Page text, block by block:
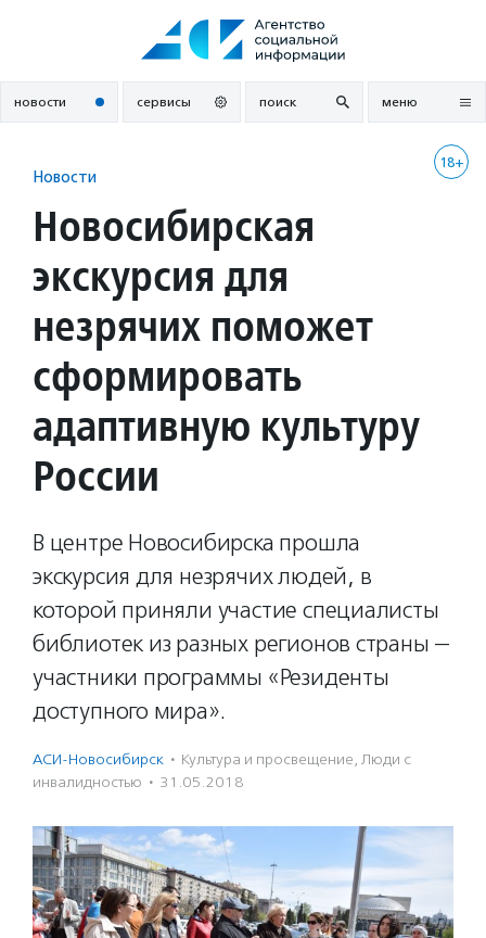
новости сервисы поиск меню
18+
Новости
Новосибирская
экскурсия для
незрячих поможет
сформировать
адаптивную культуру
России
В центре Новосибирска прошла
экскурсия для незрячих людей, в
которой приняли участие специалисты
библиотек из разных регионов страны —
участники программы «Резиденты
доступного мира».
АСИ-Новосибирск · Культура и просвещение, Люди с
инвалидностью · 31.05.2018